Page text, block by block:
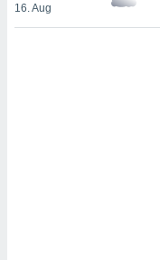
16. Aug